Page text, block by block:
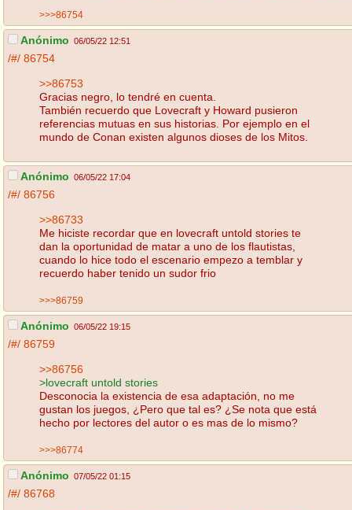
>>>86754
Anónimo 06/05/22 12:51
/#/ 86754
>>86753
Gracias negro, lo tendré en cuenta.
También recuerdo que Lovecraft y Howard pusieron
referencias mutuas en sus historias. Por ejemplo en el
mundo de Conan existen algunos dioses de los Mitos.
Anónimo 06/05/22 17:04
/#/ 86756
>>86733
Me hiciste recordar que en lovecraft untold stories te
dan la oportunidad de matar a uno de los flautistas,
cuando lo hice todo el escenario empezo a temblar y
recuerdo haber tenido un sudor frio
>>>86759
Anónimo 06/05/22 19:15
/#/ 86759
>>86756
>lovecraft untold stories
Desconocia la existencia de esa adaptación, no me
gustan los juegos, ¿Pero que tal es? ¿Se nota que está
hecho por lectores del autor o es mas de lo mismo?
>>>86774
Anónimo 07/05/22 01:15
/#/ 86768